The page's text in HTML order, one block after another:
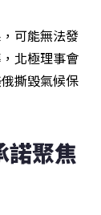
可能無法發
北極理事會
撕毀氣候保
諾聚焦